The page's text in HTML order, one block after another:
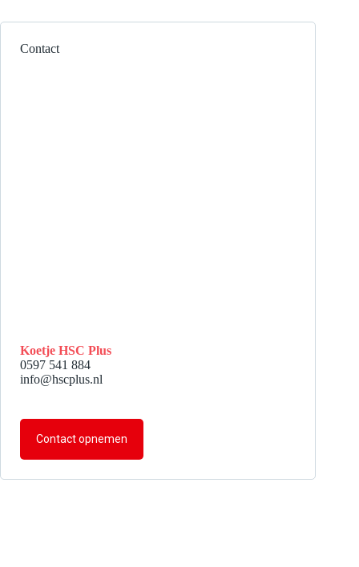
Contact
Koetje HSC Plus
0597 541 884
info@hscplus.nl
Contact opnemen